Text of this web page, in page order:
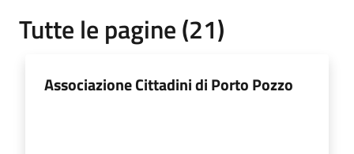
Tutte le pagine (21)
Associazione Cittadini di Porto Pozzo